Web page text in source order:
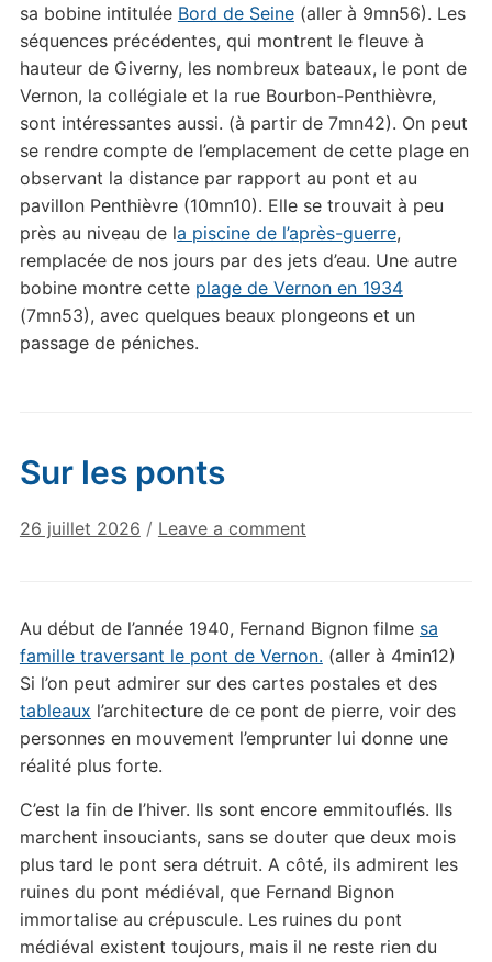
sa bobine intitulée Bord de Seine(aller à 9mn56). Les
séquences précédentes, qui montrent le fleuve à
hauteur de Giverny, les nombreux bateaux, le pont de
Vernon, la collégiale et la rue Bourbon-Penthièvre,
sont intéressantes aussi. (à partir de 7mn42). On peut
se rendre compte de l’emplacement de cette plage en
observant la distance par rapport au pont et au
pavillon Penthièvre (10mn10). Elle se trouvait à peu
près au niveau de la piscine de l’après-guerre,
remplacée de nos jours par des jets d’eau. Une autre
bobine montre cette plage de Vernon en 1934
(7mn53), avec quelques beaux plongeons et un
passage de péniches.
Sur les ponts
26 juillet 2026 / Leave a comment
Au début de l’année 1940, Fernand Bignon filme sa
famille traversant le pont de Vernon. (aller à 4min12)
Si l’on peut admirer sur des cartes postales et des
tableaux l’architecture de ce pont de pierre, voir des
personnes en mouvement l’emprunter lui donne une
réalité plus forte.
C’est la fin de l’hiver. Ils sont encore emmitouflés. Ils
marchent insouciants, sans se douter que deux mois
plus tard le pont sera détruit. A côté, ils admirent les
ruines du pont médiéval, que Fernand Bignon
immortalise au crépuscule. Les ruines du pont
médiéval existent toujours, mais il ne reste rien du